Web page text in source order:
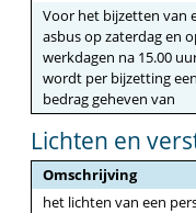
Voor het bijzetten van
asbus op zaterdag en
werkdagen na 15.00
wordt per bijzetting
bedrag geheven van
Lichten en
Omschrijving
het lichten van een